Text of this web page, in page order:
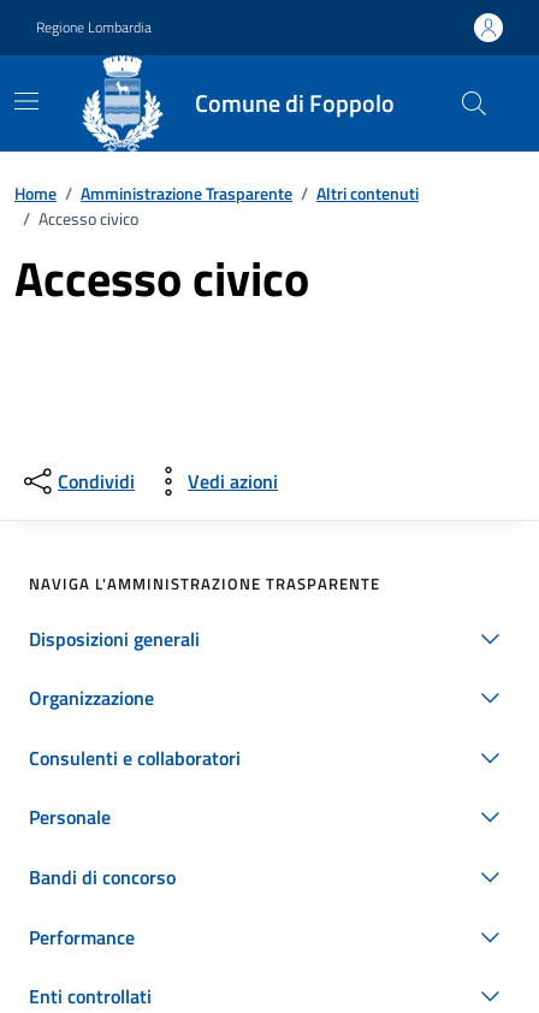
Regione Lombardia
Comune di Foppolo
Home / Amministrazione Trasparente / Altri contenuti
/ Accesso civico
Accesso civico
Condividi Vedi azioni
NAVIGA L'AMMINISTRAZIONE TRASPARENTE
Disposizioni generali
Organizzazione
Consulenti e collaboratori
Personale
Bandi di concorso
Performance
Enti controllati